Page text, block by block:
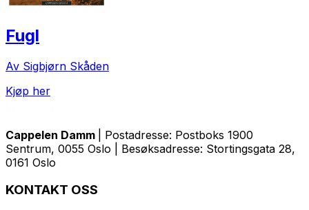
Fugl
Av Sigbjørn Skåden
Kjøp her
Cappelen Damm
| Postadresse: Postboks 1900
Sentrum, 0055 Oslo | Besøksadresse: Stortingsgata 28,
0161 Oslo
KONTAKT OSS